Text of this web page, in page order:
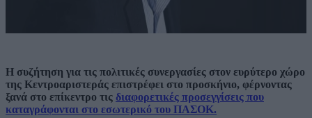
Η συζήτηση για τις πολιτικές συνεργασίες στον ευρύτερο χώρο
της Κεντροαριστεράς επιστρέφει στο προσκήνιο, φέρνοντας
ξανά στο επίκεντρο τις διαφορετικές προσεγγίσεις που
καταγράφονται στο εσωτερικό του ΠΑΣΟΚ.